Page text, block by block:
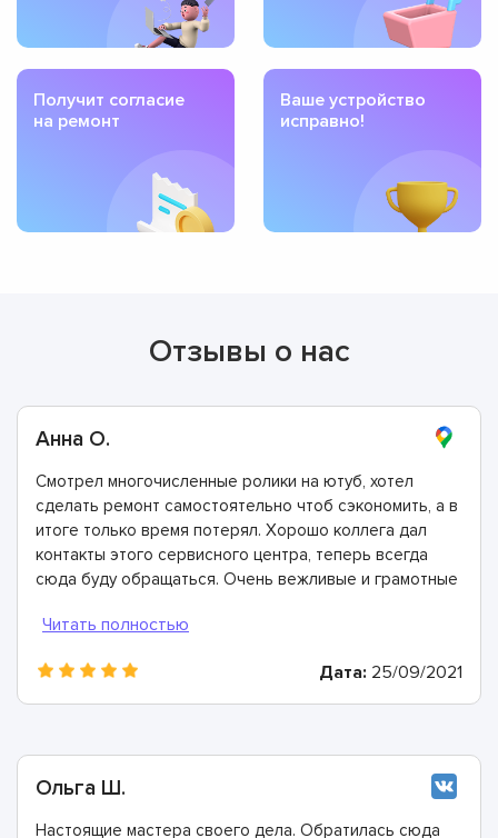
Получит согласие
на ремонт
Ваше устройство
исправно!
Отзывы о нас
Анна О.
Смотрел многочисленные ролики на ютуб, хотел
сделать ремонт самостоятельно чтоб сэкономить, а в
итоге только время потерял. Хорошо коллега дал
контакты этого сервисного центра, теперь всегда
сюда буду обращаться. Очень вежливые и грамотные
гарантию.
Дата: 25/09/2021
Ольга Ш.
Настоящие мастера своего дела. Обратилась сюда